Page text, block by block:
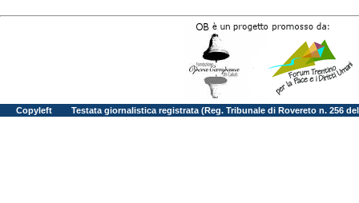
Copyleft Testata giornalistica registrata (Reg. Tribunale di Rovereto n. 256